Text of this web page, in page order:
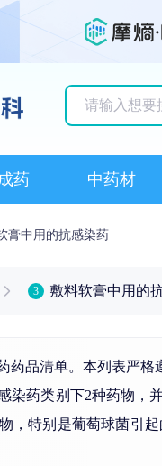
药 中药材
膏中用的抗感染药
3 敷料软膏中用的
药品清单。本列表严
染药类别下2种药物，
，特别是葡萄球菌引